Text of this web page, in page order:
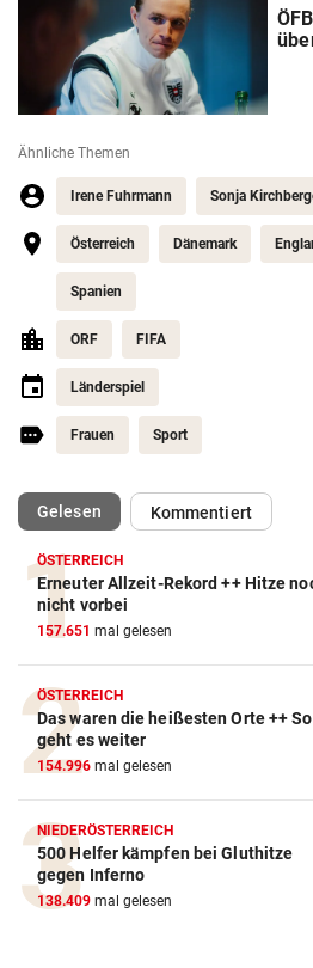
Ähnliche Themen
Irene Fuhrmann Sonja
Österreich Dänemark
Spanien
ORF FIFA
Länderspiel
Frauen Sport
Gelesen(ausgewählt)Kommentiert
ÖSTERREICH
Erneuter Allzeit-Rekord ++ Hitze
nicht vorbei
157.651 mal gelesen
ÖSTERREICH
Das waren die heißesten Orte ++ So
geht es weiter
154.996 mal gelesen
NIEDERÖSTERREICH
500 Helfer kämpfen bei Gluthitze
gegen Inferno
138.409 mal gelesen
Action-Cam Vergleich
ZUM VERGLEICH